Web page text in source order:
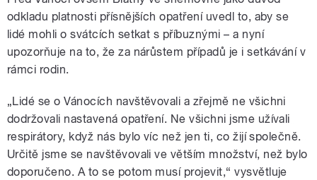
odkladu platnosti přísnějších opatření uvedl to, aby se
lidé mohli o svátcích setkat s příbuznými – a nyní
upozorňuje na to, že za nárůstem případů je i setkávání v
rámci rodin.
„Lidé se o Vánocích navštěvovali a zřejmě ne všichni
dodržovali nastavená opatření. Ne všichni jsme užívali
respirátory, když nás bylo víc než jen ti, co žijí společně.
Určitě jsme se navštěvovali ve větším množství, než bylo
doporučeno. A to se potom musí projevit,“ vysvětluje